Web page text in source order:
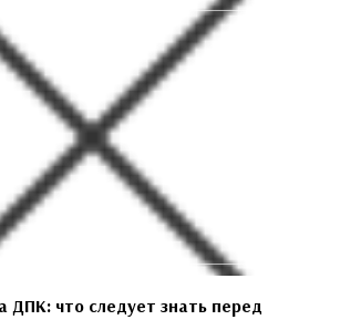
ДПК: что следует знать перед